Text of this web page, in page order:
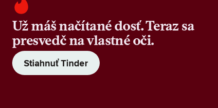
Už máš načítané dosť. Teraz sa
presvedč na vlastné oči.
Stiahnuť Tinder